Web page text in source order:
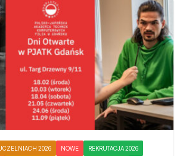
2026 NOWE REKRUTACJA 2026